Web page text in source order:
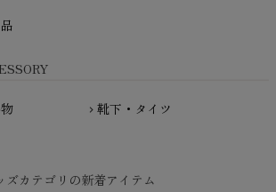
ネイティブ）
chevron_right 靴下・タイツ
ズカテゴリの新着アイテム